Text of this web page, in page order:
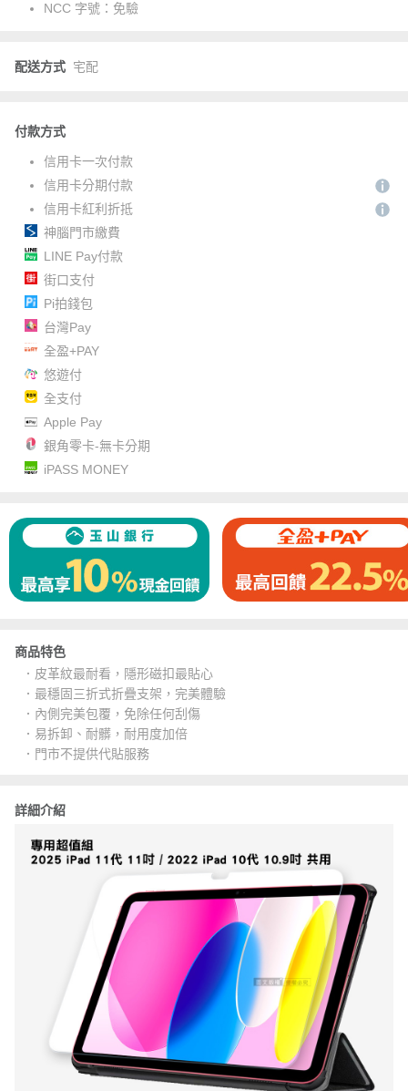
NCC 字號： 免驗
配送方式 宅配
付款方式
信用卡一次付款
信用卡分期付款
信用卡紅利折抵
神腦門市繳費
LINE Pay付款
街口支付
Pi拍錢包
台灣Pay
全盈+PAY
悠遊付
全支付
Apple Pay
銀角零卡-無卡分期
iPASS MONEY
商品特色
．皮革紋最耐看，隱形磁扣最貼心
．最穩固三折式折疊支架，完美體驗
．內側完美包覆，免除任何刮傷
．易拆卸、耐髒，耐用度加倍
．門市不提供代貼服務
詳細介紹